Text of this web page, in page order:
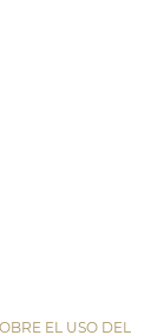
EL USO DEL